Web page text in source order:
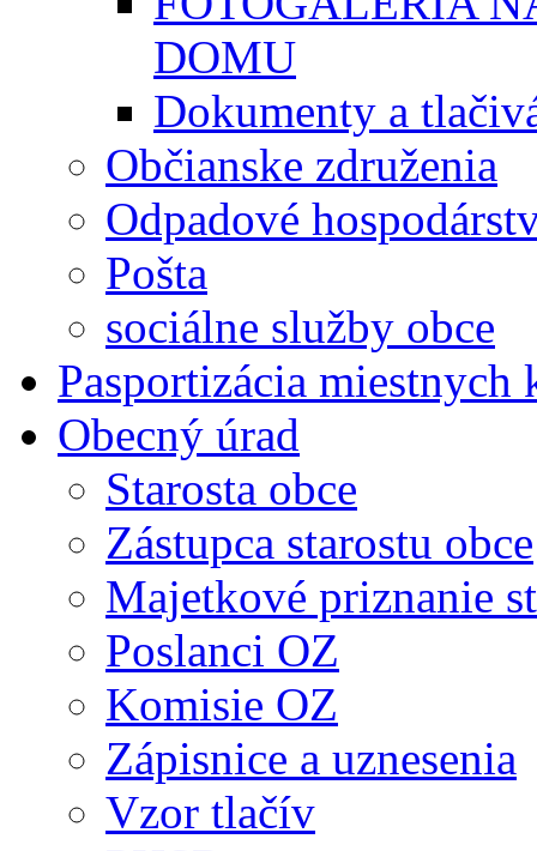
DOMU
Dokumenty a
Občianske združenia
Odpadové
Pošta
sociálne služby obce
Pasportizácia
Obecný úrad
Starosta obce
Zástupca starostu obce
Majetkové priznanie
Poslanci OZ
Komisie OZ
Zápisnice a uznesenia
Vzor tlačív